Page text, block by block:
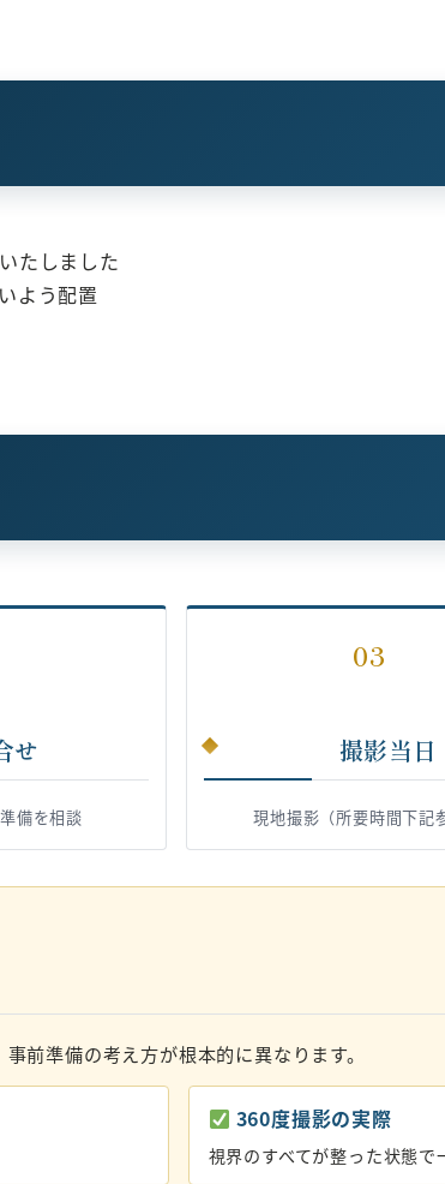
たしました
よう配置
せ
備を相談
03
撮影当日
現地撮影（所要時間下記
前準備の考え方が根本的に異なります。
360度撮影の実際
視界のすべてが整った状態で